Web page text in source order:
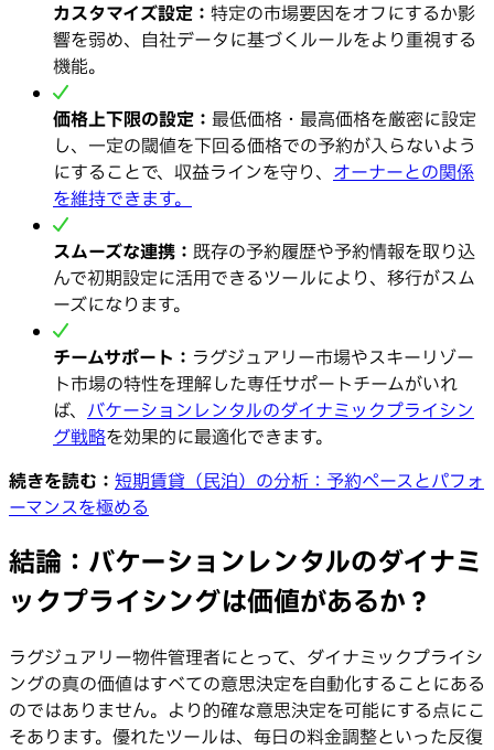
カスタマイズ設定： 特定の市場要因をオフにするか影
響を弱め、自社データに基づくルールをより重視する
機能。
価格上下限の設定： 最低価格・最高価格を厳密に設定
し、一定の閾値を下回る価格での予約が入らないよう
にすることで、収益ラインを守り、 オーナーとの関係
を維持できます。
スムーズな連携： 既存の予約履歴や予約情報を取り込
んで初期設定に活用できるツールにより、移行がスム
ーズになります。
チームサポート： ラグジュアリー市場やスキーリゾー
ト市場の特性を理解した専任サポートチームがいれ
ば、 バケーションレンタルのダイナミックプライシン
グ戦略を効果的に最適化できます。
続きを読む： 短期賃貸（民泊）の分析：予約ペースとパフォ
ーマンスを極める
結論：バケーションレンタルのダイナミ
ックプライシングは価値があるか？
ラグジュアリー物件管理者にとって、ダイナミックプライシ
ングの真の価値はすべての意思決定を自動化することにある
のではありません。より的確な意思決定を可能にする点にこ
そあります。優れたツールは、毎日の料金調整といった反復